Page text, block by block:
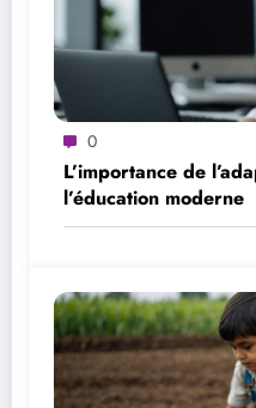
0
L’importance de
l’éducation moderne